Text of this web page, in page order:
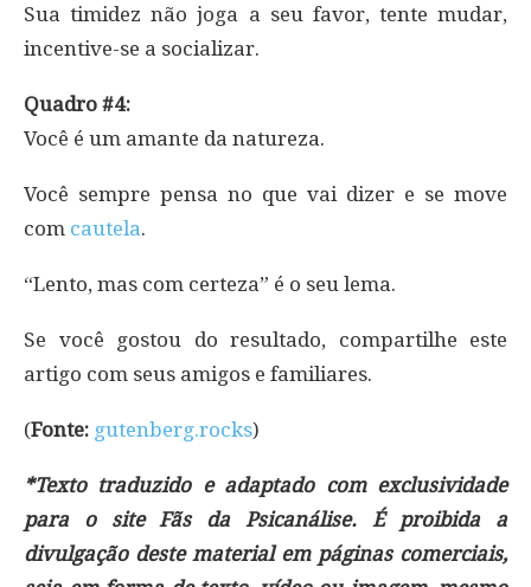
Sua timidez não joga a seu favor, tente mudar,
incentive-se a socializar.
Quadro #4:
Você é um amante da natureza.
Você sempre pensa no que vai dizer e se move
com cautela.
“Lento, mas com certeza” é o seu lema.
Se você gostou do resultado, compartilhe este
artigo com seus amigos e familiares.
(Fonte: gutenberg.rocks)
*Texto traduzido e adaptado com exclusividade
para o site Fãs da Psicanálise. É proibida a
divulgação deste material em páginas comerciais,